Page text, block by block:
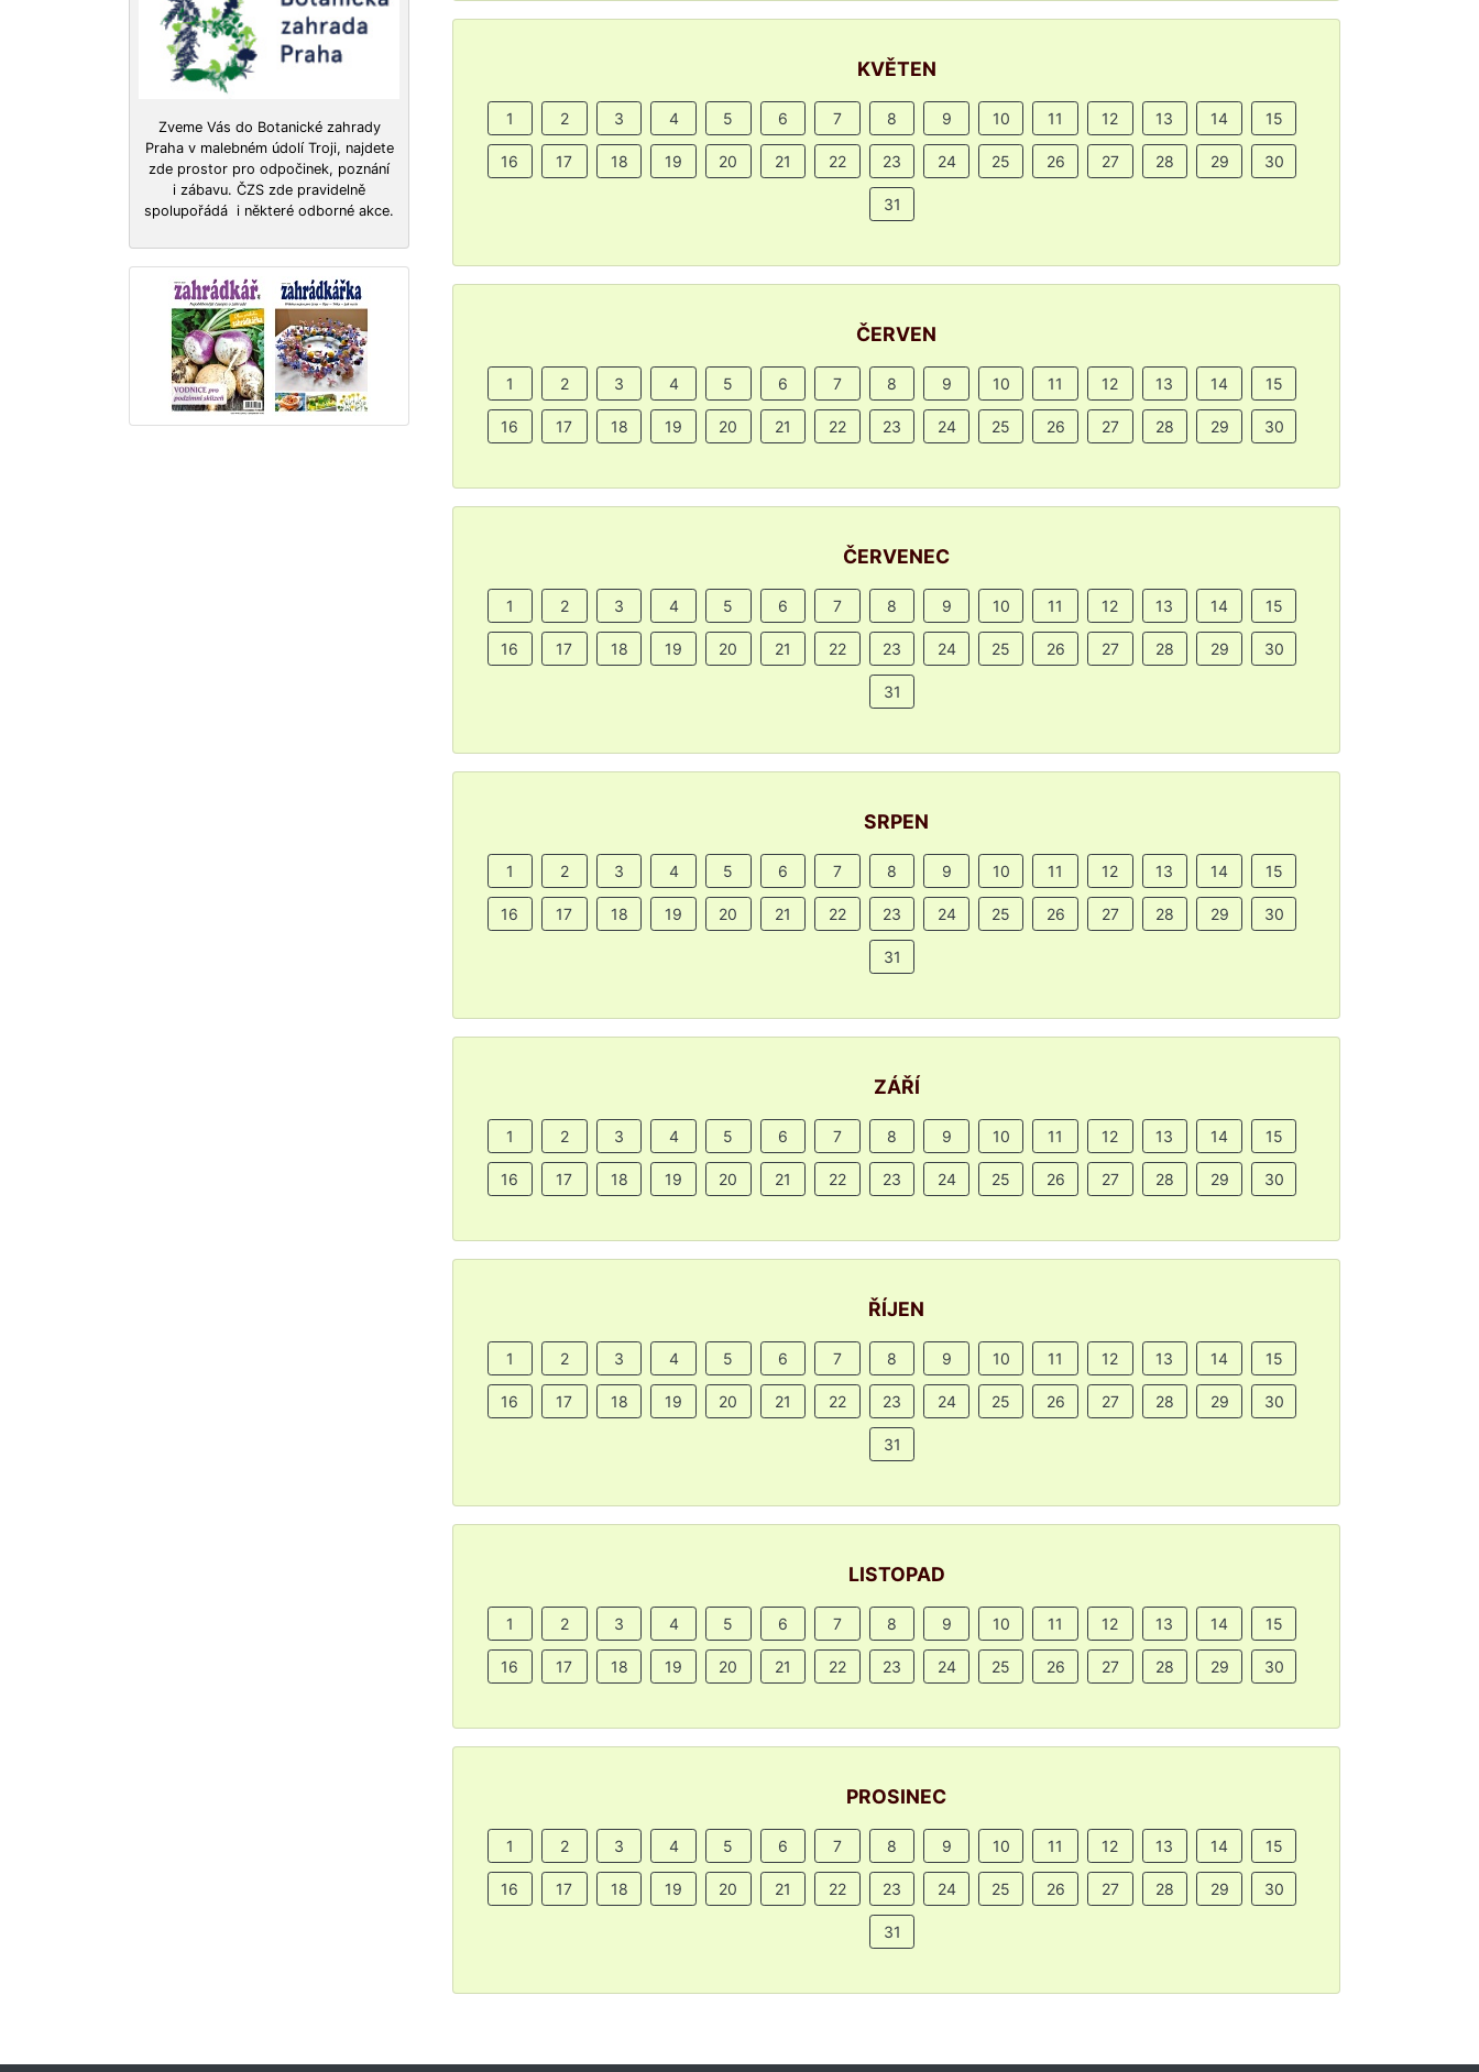
Zveme Vás do Botanické zahrady
Praha v malebném údolí Troji, najdete
zde prostor pro odpočinek, poznání
i zábavu. ČZS zde pravidelně
spolupořádá i některé odborné akce.
KVĚTEN
1 2 3 4 5 6 7 8 9 10 11 12 13 14 15
16 17 18 19 20 21 22 23 24 25 26 27 28 29 30
31
ČERVEN
1 2 3 4 5 6 7 8 9 10 11 12 13 14 15
16 17 18 19 20 21 22 23 24 25 26 27 28 29 30
ČERVENEC
1 2 3 4 5 6 7 8 9 10 11 12 13 14 15
16 17 18 19 20 21 22 23 24 25 26 27 28 29 30
31
SRPEN
1 2 3 4 5 6 7 8 9 10 11 12 13 14 15
16 17 18 19 20 21 22 23 24 25 26 27 28 29 30
31
ZÁŘÍ
1 2 3 4 5 6 7 8 9 10 11 12 13 14 15
16 17 18 19 20 21 22 23 24 25 26 27 28 29 30
ŘÍJEN
1 2 3 4 5 6 7 8 9 10 11 12 13 14 15
16 17 18 19 20 21 22 23 24 25 26 27 28 29 30
31
LISTOPAD
1 2 3 4 5 6 7 8 9 10 11 12 13 14 15
16 17 18 19 20 21 22 23 24 25 26 27 28 29 30
PROSINEC
1 2 3 4 5 6 7 8 9 10 11 12 13 14 15
16 17 18 19 20 21 22 23 24 25 26 27 28 29 30
31